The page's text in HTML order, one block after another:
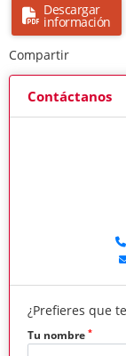
Descargar
información
Compartir
Contáctanos
¿Prefieres que
Tu nombre *